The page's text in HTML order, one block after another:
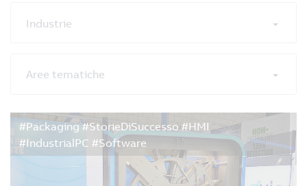
Industrie
Aree tematiche
Reimposta tutti i filtri
#Packaging #StorieDiSuccesso #HMI
#IndustrialPC #Software